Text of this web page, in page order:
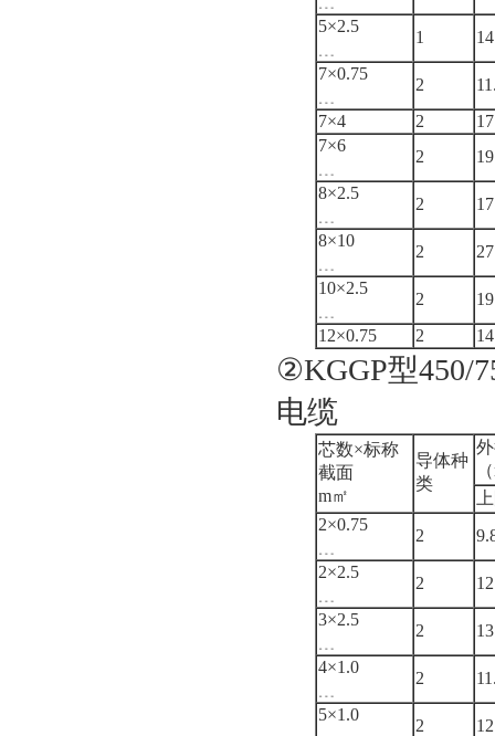
5×2.5
1
7×0.75
2
7×4
2
7×6
2
8×2.5
2
8×10
2
10×2.5
2
12×0.75
2
②KGGP型450/
电缆
芯数×标称
截面
m㎡
导体种
类
2×0.75
2
2×2.5
2
3×2.5
2
4×1.0
2
5×1.0
2